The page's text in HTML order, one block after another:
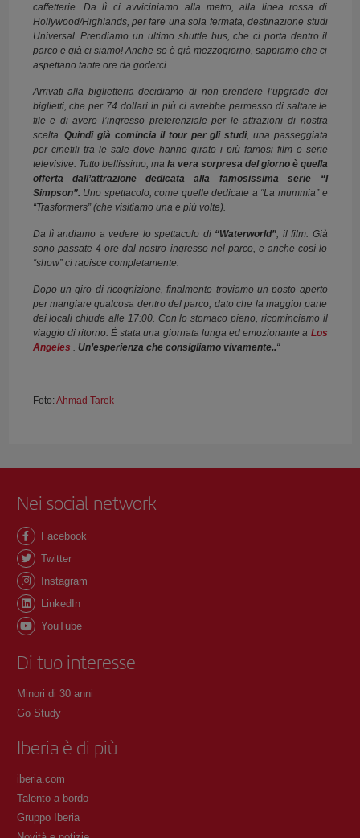
caffetterie. Da lì ci avviciniamo alla metro, alla linea rossa di
Hollywood/Highlands, per fare una sola fermata, destinazione studi
Universal. Prendiamo un ultimo shuttle bus, che ci porta dentro il
parco e già ci siamo! Anche se è già mezzogiorno, sappiamo che ci
aspettano tante ore da goderci.
Arrivati alla biglietteria decidiamo di non prendere l’upgrade dei
biglietti, che per 74 dollari in più ci avrebbe permesso di saltare le
file e di avere l’ingresso preferenziale per le attrazioni di nostra
scelta. Quindi già comincia il tour per gli studi, una passeggiata
per cinefili tra le sale dove hanno girato i più famosi film e serie
televisive. Tutto bellissimo, ma la vera sorpresa del giorno è quella
offerta dall’attrazione dedicata alla famosissima serie “I
Simpson”. Uno spettacolo, come quelle dedicate a “La mummia” e
“Trasformers” (che visitiamo una e più volte).
Da lì andiamo a vedere lo spettacolo di “Waterworld”, il film. Già
sono passate 4 ore dal nostro ingresso nel parco, e anche così lo
“show” ci rapisce completamente.
Dopo un giro di ricognizione, finalmente troviamo un posto aperto
per mangiare qualcosa dentro del parco, dato che la maggior parte
dei locali chiude alle 17:00. Con lo stomaco pieno, ricominciamo il
viaggio di ritorno. È stata una giornata lunga ed emozionante a Los
Angeles . Un’esperienza che consigliamo vivamente..“
Foto:Ahmad Tarek
Nei social network
Facebook
Twitter
Instagram
LinkedIn
YouTube
Di tuo interesse
Minori di 30 anni
Go Study
Iberia è di più
iberia.com
Talento a bordo
Gruppo Iberia